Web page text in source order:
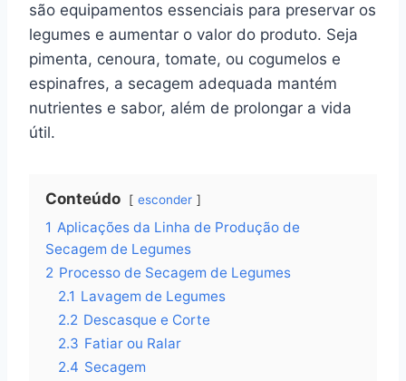
são equipamentos essenciais para preservar os
legumes e aumentar o valor do produto. Seja
pimenta, cenoura, tomate, ou cogumelos e
espinafres, a secagem adequada mantém
nutrientes e sabor, além de prolongar a vida
útil.
Conteúdo esconder
1 Aplicações da Linha de Produção de
Secagem de Legumes
2 Processo de Secagem de Legumes
2.1 Lavagem de Legumes
2.2 Descasque e Corte
2.3 Fatiar ou Ralar
2.4 Secagem